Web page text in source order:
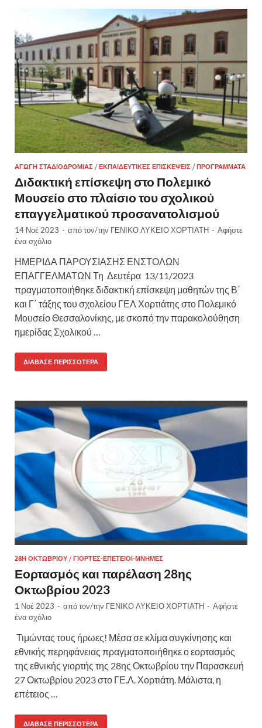
ΑΓΩΓΉ ΣΤΑΔΙΟΔΡΟΜΊΑΣ /ΕΚΠΑΙΔΕΥΤΙΚΈΣ ΕΠΙΣΚΈΨΕΙΣ /ΠΡΟΓΡΆΜΜΑΤΑ
Διδακτική επίσκεψη στο Πολεμικό
Μουσείο στο πλαίσιο του σχολικού
επαγγελματικού προσανατολισμού
14 Νοέ 2023 - από τον/την ΓΕΝΙΚΟ ΛΥΚΕΙΟ ΧΟΡΤΙΑΤΗ - Αφήστε
ένα σχόλιο
ΗΜΕΡΙΔΑ ΠΑΡΟΥΣΙΑΣΗΣ ΕΝΣΤΟΛΩΝ
ΕΠΑΓΓΕΛΜΑΤΩΝ Τη Δευτέρα 13/11/2023
πραγματοποιήθηκε διδακτική επίσκεψη μαθητών της Β΄
και Γ΄ τάξης του σχολείου ΓΕΛ Χορτιάτης στο Πολεμικό
Μουσείο Θεσσαλονίκης, με σκοπό την παρακολούθηση
ημερίδας Σχολικού …
ΔΙΆΒΑΣΕ ΠΕΡΙΣΣΌΤΕΡΑ
28Η ΟΚΤΩΒΡΊΟΥ /ΓΙΟΡΤΈΣ-ΕΠΈΤΕΙΟΙ-ΜΝΉΜΕΣ
Εορτασμός και παρέλαση 28ης
Οκτωβρίου 2023
1 Νοέ 2023 - από τον/την ΓΕΝΙΚΟ ΛΥΚΕΙΟ ΧΟΡΤΙΑΤΗ - Αφήστε
ένα σχόλιο
Τιμώντας τους ήρωες! Μέσα σε κλίμα συγκίνησης και
εθνικής περηφάνειας πραγματοποιήθηκε ο εορτασμός
της εθνικής γιορτής της 28ης Οκτωβρίου την Παρασκευή
27 Οκτωβρίου 2023 στο ΓΕ.Λ. Χορτιάτη. Μάλιστα, η
επέτειος …
ΔΙΆΒΑΣΕ ΠΕΡΙΣΣΌΤΕΡΑ